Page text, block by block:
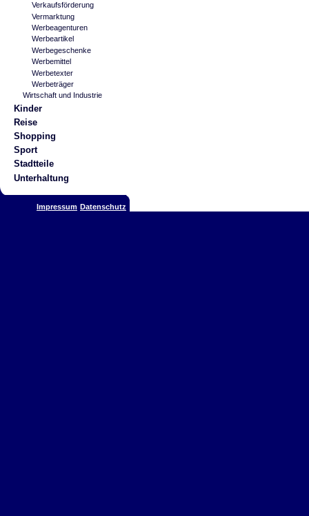
Verkaufsförderung
Vermarktung
Werbeagenturen
Werbeartikel
Werbegeschenke
Werbemittel
Werbetexter
Werbeträger
Wirtschaft und Industrie
Kinder
Reise
Shopping
Sport
Stadtteile
Unterhaltung
Impressum Datenschutz